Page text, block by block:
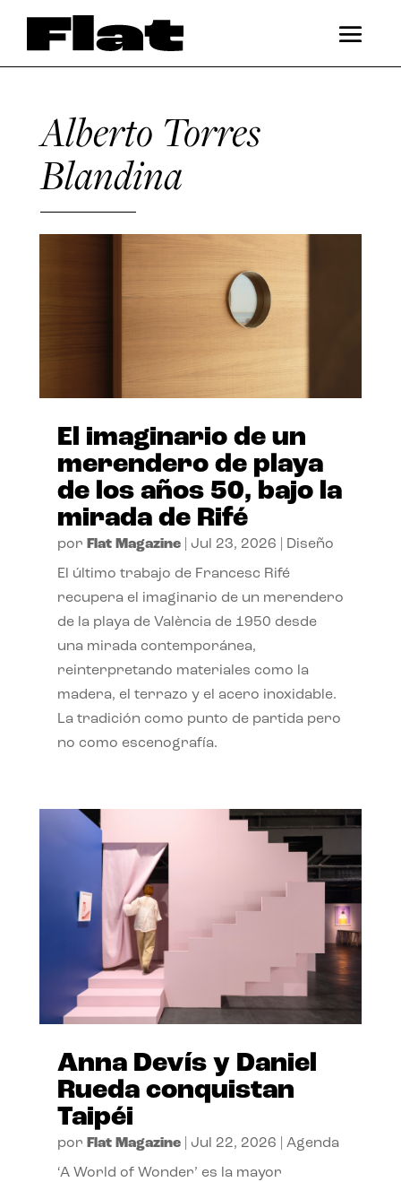
Alberto Torres
Blandina
El imaginario de un
merendero de playa
de los años 50, bajo la
mirada de Rifé
por Flat Magazine| Jul 23, 2026 Diseño
El último trabajo de Francesc Rifé
recupera el imaginario de un merendero
de la playa de València de 1950 desde
una mirada contemporánea,
reinterpretando materiales como la
madera, el terrazo y el acero inoxidable.
La tradición como punto de partida pero
no como escenografía.
Anna Devís y Daniel
Rueda conquistan
Taipéi
por Flat Magazine| Jul 22, 2026 Agenda
‘A World of Wonder’ es la mayor